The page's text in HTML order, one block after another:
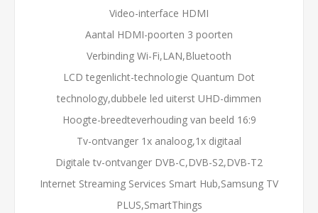
Video-interface HDMI
Aantal HDMI-poorten 3 poorten
Verbinding Wi-Fi,LAN,Bluetooth
LCD tegenlicht-technologie Quantum Dot
technology,dubbele led uiterst UHD-dimmen
Hoogte-breedteverhouding van beeld 16:9
Tv-ontvanger 1x analoog,1x digitaal
Digitale tv-ontvanger DVB-C,DVB-S2,DVB-T2
Internet Streaming Services Smart Hub,Samsung TV
PLUS,SmartThings